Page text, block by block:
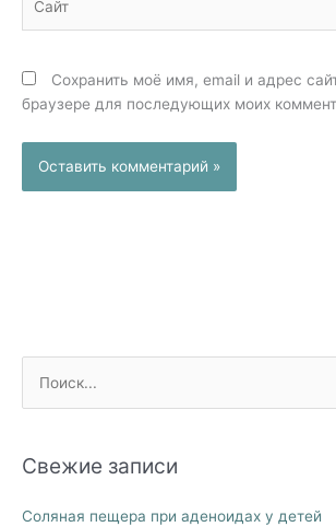
Сохранить моё имя, email и адрес
браузере для последующих моих
с
Свежие записи
Соляная пещера при аденоидах у детей